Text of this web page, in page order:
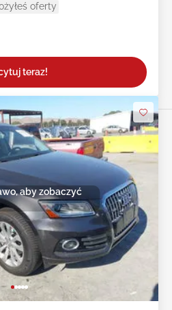
oferty
teraz!
aby zobaczyć